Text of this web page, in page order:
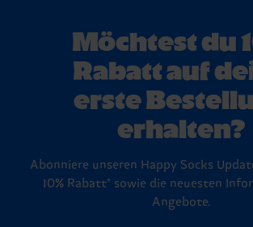
Möchtest du
Rabatt auf
erste
erhalten?
Abonniere unseren Happy Socks
10% Rabatt* sowie die neuesten
Angebote.